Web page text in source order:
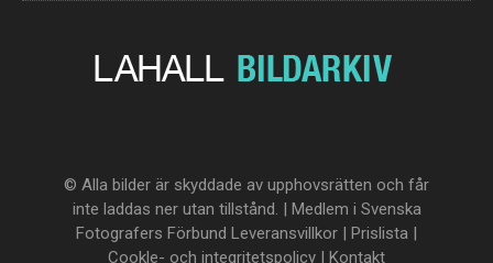
© Alla bilder är skyddade av upphovsrätten och får
inte laddas ner utan tillstånd. | Medlem i Svenska
Fotografers Förbund Leveransvillkor | Prislista |
Cookle- och integritetspolicy | Kontakt